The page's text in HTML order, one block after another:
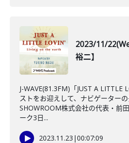
2023/11/
裕二】
J-WAVE(81.3FM)「JUST A LITTLE
ストをお迎えして、ナビゲーターの
SHOWROOM株式会社の代表・前
ーク3日...
2023.11.23 |00:07:09